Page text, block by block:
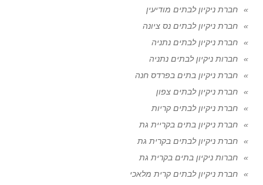
חברת ניקיון לבתים מודיעין
חברת ניקיון לבתים נס ציונה
חברת ניקיון לבתים נתניה
חברות ניקיון לבתים נתניה
חברת ניקיון בתים בפרדס חנה
חברת ניקיון לבתים צפון
חברת ניקיון לבתים קריות
חברת ניקיון בתים בקריית גת
חברת ניקיון לבתים בקרית גת
חברות ניקיון בתים בקרית גת
חברת ניקיון לבתים קרית מלאכי